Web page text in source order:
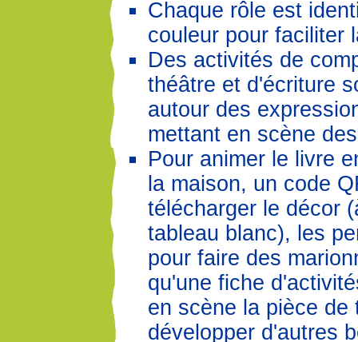
Chaque rôle est
couleur pour faciliter
Des activités de
théâtre et d'écriture
autour des
mettant en scène
Pour animer le livre
la maison, un code
télécharger le décor
tableau blanc), les
pour faire des
qu'une fiche
en scène la pièce de
développer d'autres